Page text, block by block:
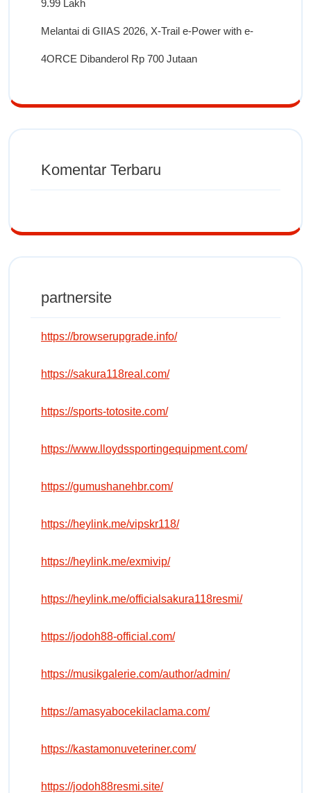
9.99 Lakh
Melantai di GIIAS 2026, X-Trail e-Power with e-
4ORCE Dibanderol Rp 700 Jutaan
Komentar Terbaru
partnersite
https://browserupgrade.info/
https://sakura118real.com/
https://sports-totosite.com/
https://www.lloydssportingequipment.com/
https://gumushanehbr.com/
https://heylink.me/vipskr118/
https://heylink.me/exmivip/
https://heylink.me/officialsakura118resmi/
https://jodoh88-official.com/
https://musikgalerie.com/author/admin/
https://amasyabocekilaclama.com/
https://kastamonuveteriner.com/
https://jodoh88resmi.site/